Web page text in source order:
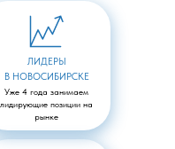
ЛИДЕРЫ
В НОВОСИБИРСКЕ
Уже 4 года занимаем
лидирующие позиции на
рынке